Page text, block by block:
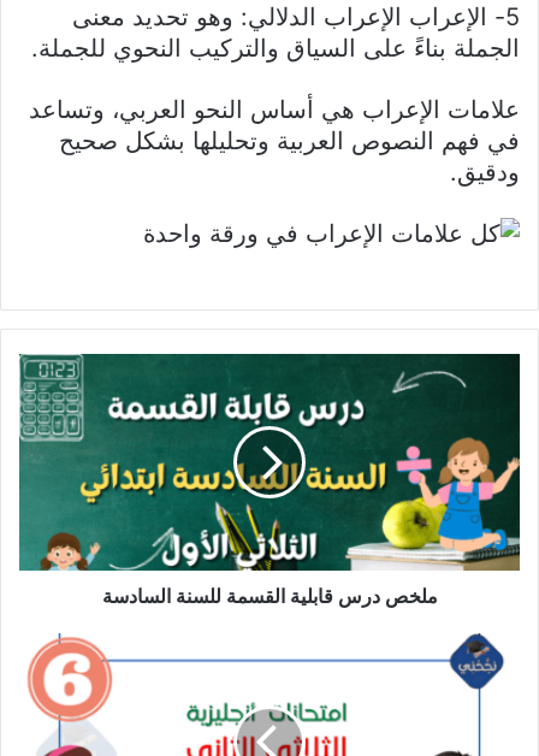
5- الإعراب الإعراب الدلالي: وهو تحديد معنى
الجملة بناءً على السياق والتركيب النحوي للجملة.
علامات الإعراب هي أساس النحو العربي، وتساعد
في فهم النصوص العربية وتحليلها بشكل صحيح
ودقيق.
القسمة
للسنة
السادسة
ملخص درس قابلية القسمة للسنة السادسة
امتحانات
أنجليزية